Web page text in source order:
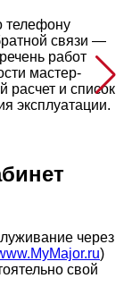
телефону
связи —
работ
мастер-
расчет и список
эксплуатации.
через
)
свой